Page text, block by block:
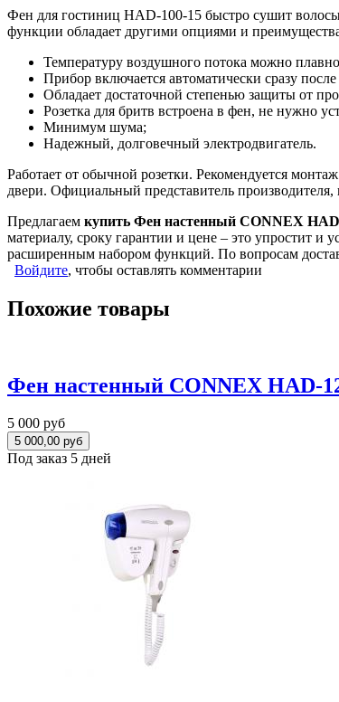
Фен для гостиниц HAD-100-15 быстро сушит
функции обладает другими опциями и
Температуру воздушного потока можно плавно
Прибор включается автоматически сразу
Обладает достаточной степенью защиты от
Розетка для бритв встроена в фен, не нужно
Минимум шума;
Надежный, долговечный электродвигатель.
Работает от обычной розетки. Рекомендуется
двери. Официальный представитель
Предлагаем купить Фен настенный CONNEX
материалу, сроку гарантии и цене – это упростит
расширенным набором функций. По вопросам
Войдите, чтобы оставлять комментарии
Похожие товары
Фен настенный CONNEX HAD-
5 000 руб
Под заказ 5 дней